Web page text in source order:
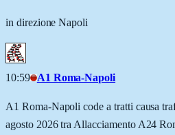
in direzione Napoli
10:59 A1 Roma-Napoli
A1 Roma-Napoli code a tratti causa
agosto 2026 tra Allacciamento A24